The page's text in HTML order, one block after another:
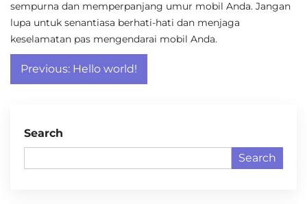
sempurna dan memperpanjang umur mobil Anda. Jangan
lupa untuk senantiasa berhati-hati dan menjaga
keselamatan pas mengendarai mobil Anda.
Post
navigation
Previous: Hello world!
Search
Search